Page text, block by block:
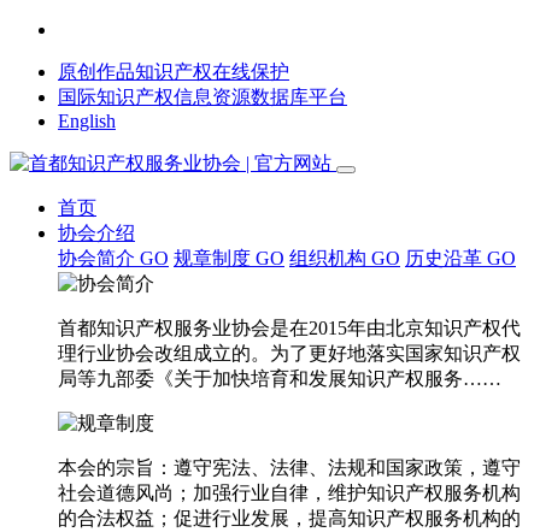
原创作品知识产权在线保护
国际知识产权信息资源数据库平台
English
首页
协会介绍
协会简介 GO 规章制度 GO 组织机构 GO 历史沿革 GO
首都知识产权服务业协会是在2015年由北京知识产权代
理行业协会改组成立的。为了更好地落实国家知识产权
局等九部委《关于加快培育和发展知识产权服务……
本会的宗旨：遵守宪法、法律、法规和国家政策，遵守
社会道德风尚；加强行业自律，维护知识产权服务机构
的合法权益；促进行业发展，提高知识产权服务机构的